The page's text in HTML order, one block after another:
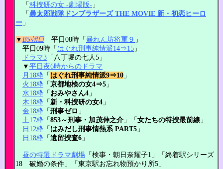
「科捜研の女 -劇場版- 」
「暴太郎戦隊ドンブラザーズ THE MOVIE 新・初恋ヒーロ
ー 」
▼ BS朝日 平日08時「暴れん坊将軍９ 」
平日09時「 はぐれ刑事純情派14⇒15 」
ドラマ3 「八丁堀の七人5」
▼ 平日夜6時からのドラマ
月18枠 「 はぐれ刑事純情派9⇒10 」
火18枠 「京都地検の女4⇒5 」
水18枠 「 おみやさん4 」
木18枠 「 新・科捜研の女4 」
金18枠 「刑事ゼロ 」
土17枠 「853～刑事・加茂伸之介 」「女たちの特捜最前線 」
日12枠 「 はみだし刑事情熱系 PART5 」
日18枠 「遺留捜査6 」
昼の特選ドラマ劇場 「検事・朝日奈耀子1」「終着駅シリーズ
18 破婚の条件」「東京駅お忘れ物預かり所5」